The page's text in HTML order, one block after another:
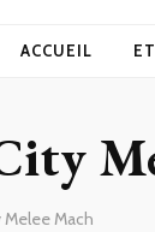
ACCUEIL
Melee Mach